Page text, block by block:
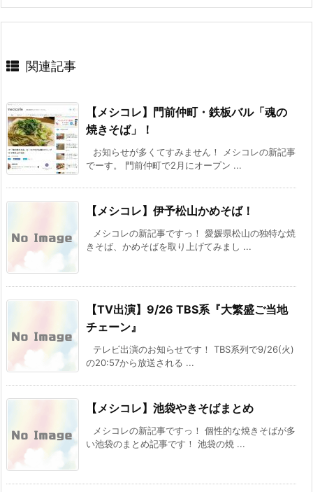
関連記事
【メシコレ】門前仲町・鉄板バル「魂の
焼きそば」！
お知らせが多くてすみません！ メシコレの新記事
でーす。 門前仲町で2月にオープン ...
【メシコレ】伊予松山かめそば！
メシコレの新記事ですっ！ 愛媛県松山の独特な焼
きそば、かめそばを取り上げてみまし ...
【TV出演】9/26 TBS系『大繁盛ご当地
チェーン』
テレビ出演のお知らせです！ TBS系列で9/26(火)
の20:57から放送される ...
【メシコレ】池袋やきそばまとめ
メシコレの新記事ですっ！ 個性的な焼きそばが多
い池袋のまとめ記事です！ 池袋の焼 ...